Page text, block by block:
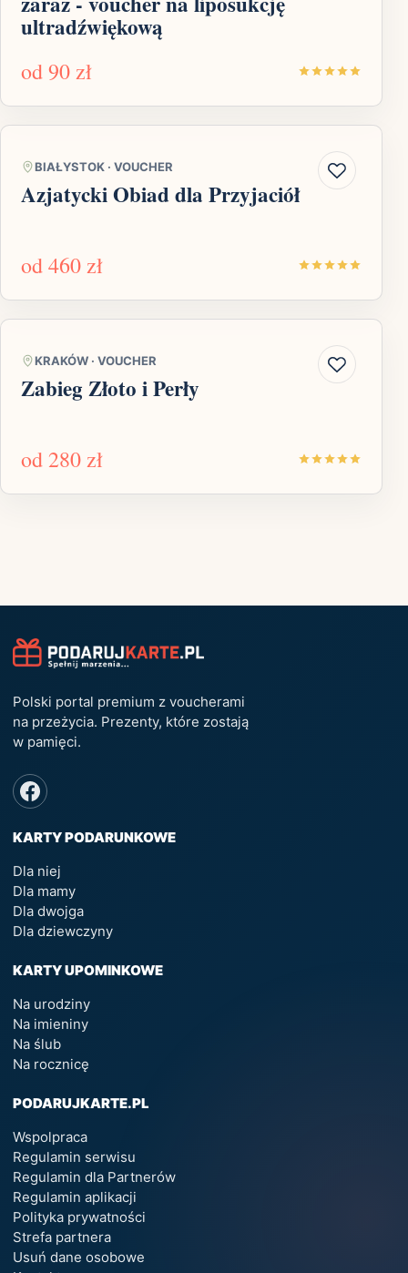
ultradźwiękową
od90 zł
BIAŁYSTOK · VOUCHER
Azjatycki Obiad dla Przyjaciół
od460 zł
KRAKÓW · VOUCHER
Zabieg Złoto i Perły
od 280 zł
Polski portal premium z voucherami
na przeżycia. Prezenty, które zostają
w pamięci.
KARTY PODARUNKOWE
Dla niej
Dla mamy
Dla dwojga
Dla dziewczyny
KARTY UPOMINKOWE
Na urodziny
Na imieniny
Na ślub
Na rocznicę
PODARUJKARTE.PL
Wspolpraca
Regulamin serwisu
Regulamin dla Partnerów
Regulamin aplikacji
Polityka prywatności
Strefa partnera
Usuń dane osobowe